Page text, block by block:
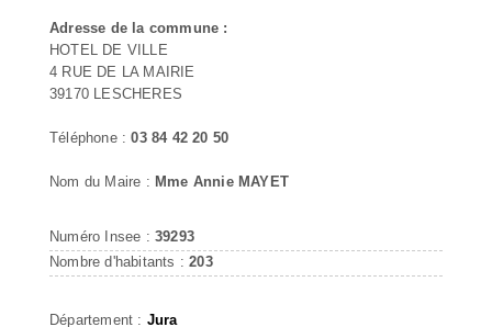
Adresse de la commune :
HOTEL DE VILLE
4 RUE DE LA MAIRIE
39170 LESCHERES
Téléphone :03 84 42 20 50
Nom du Maire : Mme Annie MAYET
Numéro Insee : 39293
Nombre d'habitants :203
Département : Jura